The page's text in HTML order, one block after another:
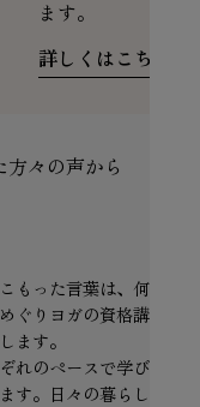
ます。
詳しくはこちら
々の声から
もった言葉は、何
ぐりヨガの資格講
ます。
れのペースで学び
す。日々の暮らし